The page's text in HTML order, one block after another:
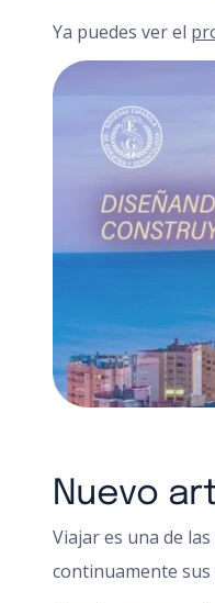
Ya puedes ver el
Nuevo
Viajar es una de
continuamente sus